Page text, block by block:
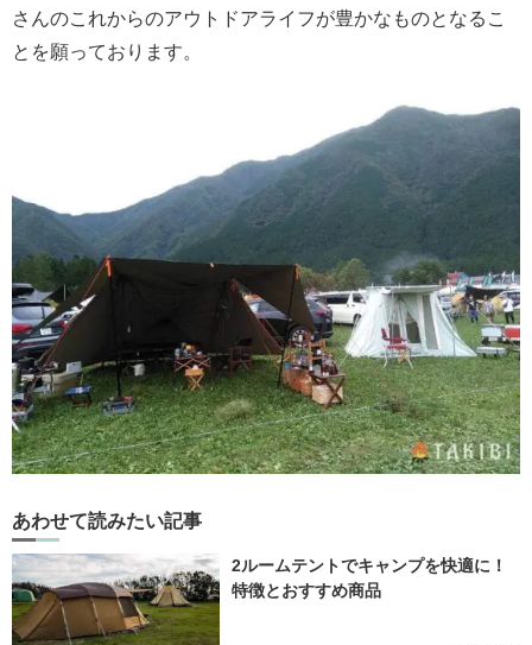
さんのこれからのアウトドアライフが豊かなものとなるこ
とを願っております。
あわせて読みたい記事
2ルームテントでキャンプを快適に！
特徴とおすすめ商品